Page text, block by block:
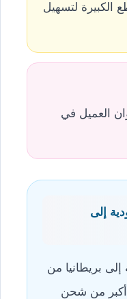
الكبيرة لتسهيل
العميل في
إلى
بريطانيا من
أكبر من شحن